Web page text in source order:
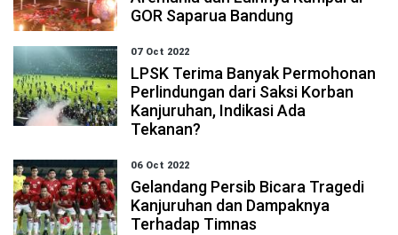
GOR Saparua Bandung
07 Oct 2022
LPSK Terima Banyak Permohonan
Perlindungan dari Saksi Korban
Kanjuruhan, Indikasi Ada
Tekanan?
06 Oct 2022
Gelandang Persib Bicara Tragedi
Kanjuruhan dan Dampaknya
Terhadap Timnas